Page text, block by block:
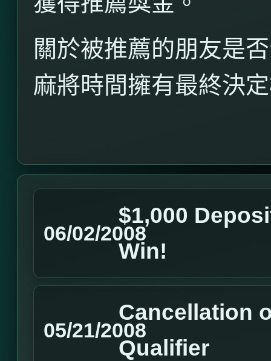
關於被推薦的朋友是
麻將時間擁有最終決
06/02/2008
$1,000
Win!
05/21/2008
Cancellation
Qualifier